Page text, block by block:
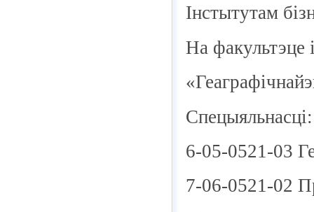
Інстытутам
На факультэце
Спецыяльнасці:
6-05-0521-03
7-06-0521-02